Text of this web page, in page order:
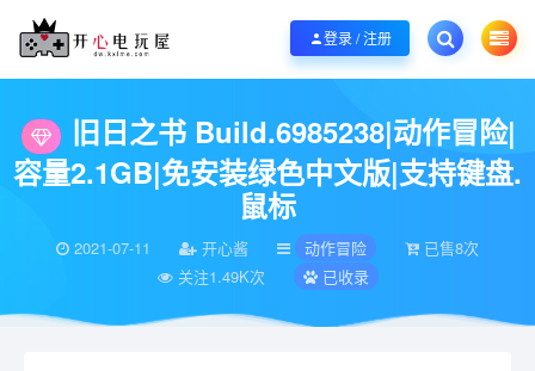
欢迎您光临开心电玩屋，本站专注分享精品整合游戏！销售只是起点！服务永无
登录 / 注册
当前位置： 开心电玩屋 动作冒险 >旧日之书 Build.6985238|动作
旧日之书 Build.6985238|动作冒险|
容量2.1GB|免安装绿色中文版|支持键盘.
鼠标
2021-07-11 开心酱 动作冒险
已售8次
关注1.49K次
已收录